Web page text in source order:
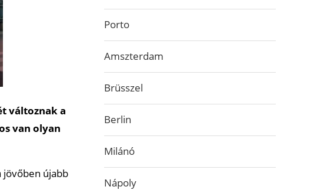
változnak a
van olyan
jövőben újabb
Porto
Amszterdam
Brüsszel
Berlin
Milánó
Nápoly